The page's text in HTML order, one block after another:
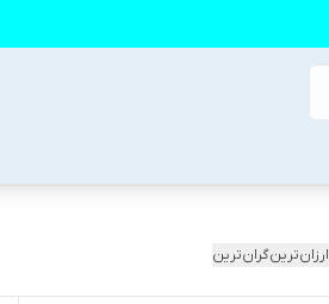
ارزان‌ترینگران‌ترین